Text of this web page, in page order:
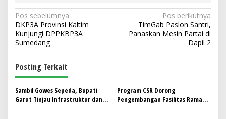
N
a
v
i
g
a
s
Pos sebelumnya
DKP3A Provinsi Kaltim
Kunjungi DPPKBP3A
Sumedang
Pos berikutnya
TimGab Paslon Santri,
Panaskan Mesin Partai di
Dapil 2
Posting Terkait
‎Sambil Gowes Sepeda, Bupati
Garut Tinjau Infrastruktur dan
Program CSR Dorong
Pengembangan Fasilitas Ramah